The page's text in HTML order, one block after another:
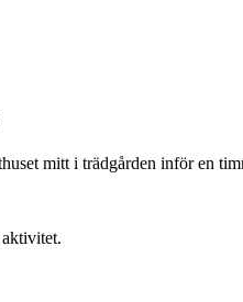
mitt i trädgården inför en